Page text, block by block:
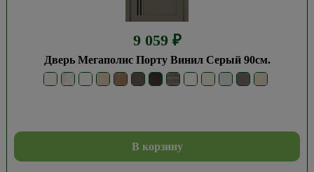
9 059 ₽
Дверь Мегаполис Порту Винил Серый 90см.
В корзину